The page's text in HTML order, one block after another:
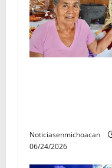
Noticiasenmichoacan
06/24/2026